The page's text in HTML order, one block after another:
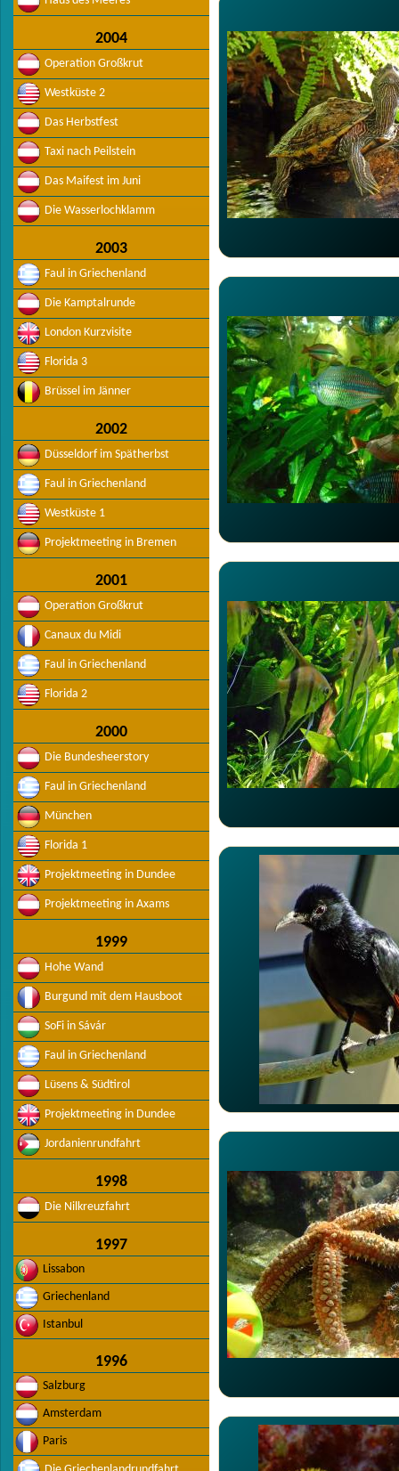
2004
Operation Großkrut
Westküste 2
Das Herbstfest
Taxi nach Peilstein
Das Maifest im Juni
Die Wasserlochklamm
2003
Faul in Griechenland
Die Kamptalrunde
London Kurzvisite
Florida 3
Brüssel im Jänner
2002
Düsseldorf im Spätherbst
Faul in Griechenland
Westküste 1
Projektmeeting in Bremen
2001
Operation Großkrut
Canaux du Midi
Faul in Griechenland
Florida 2
2000
Die Bundesheerstory
Faul in Griechenland
München
Florida 1
Projektmeeting in Dundee
Projektmeeting in Axams
1999
Hohe Wand
Burgund mit dem Hausboot
SoFi in Sávár
Faul in Griechenland
Lüsens & Südtirol
Projektmeeting in Dundee
Jordanienrundfahrt
1998
Die Nilkreuzfahrt
1997
Lissabon
Griechenland
Istanbul
1996
Salzburg
Amsterdam
Paris